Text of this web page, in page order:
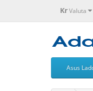
KrValuta
Asus